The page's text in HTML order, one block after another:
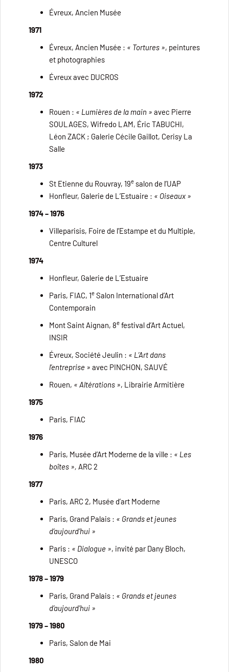
Évreux, Ancien Musée
1971
Évreux, Ancien Musée : « Tortures », peintures
et photographies
Évreux avec DUCROS
1972
Rouen : « Lumières de la main » avec Pierre
SOULAGES, Wifredo LAM, Éric TABUCHI,
Léon ZACK ; Galerie Cécile Gaillot, Cerisy La
Salle
1973
St Etienne du Rouvray, 19e salon de l’UAP
Honfleur, Galerie de L’Estuaire : « Oiseaux »
1974 – 1976
Villeparisis, Foire de l’Estampe et du Multiple,
Centre Culturel
1974
Honfleur, Galerie de L’Estuaire
Paris, FIAC, 1e Salon International d’Art
Contemporain
Mont Saint Aignan, 8e festival d’Art Actuel,
INSIR
Évreux, Société Jeulin : « L’Art dans
l’entreprise » avec PINCHON, SAUVÉ
Rouen, « Altérations », Librairie Armitière
1975
Paris, FIAC
1976
Paris, Musée d’Art Moderne de la ville : « Les
boîtes », ARC 2
1977
Paris, ARC 2, Musée d’art Moderne
Paris, Grand Palais : « Grands et jeunes
d’aujourd’hui »
Paris : « Dialogue », invité par Dany Bloch,
UNESCO
1978 – 1979
Paris, Grand Palais : « Grands et jeunes
d’aujourd’hui »
1979 – 1980
Paris, Salon de Mai
1980